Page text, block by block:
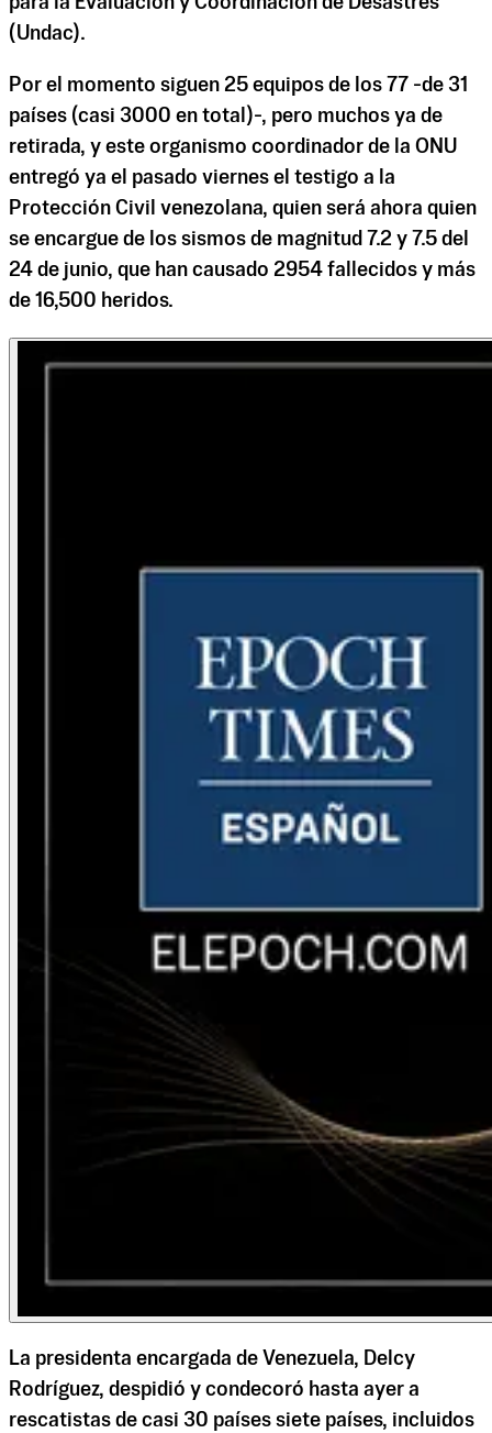
(Undac).
Por el momento siguen 25 equipos de los 77 -de 31
países (casi 3000 en total)-, pero muchos ya de
retirada, y este organismo coordinador de la ONU
entregó ya el pasado viernes el testigo a la
Protección Civil venezolana, quien será ahora quien
se encargue de los sismos de magnitud 7.2 y 7.5 del
24 de junio, que han causado 2954 fallecidos y más
de 16,500 heridos.
La presidenta encargada de Venezuela, Delcy
Rodríguez, despidió y condecoró hasta ayer a
rescatistas de casi 30 países siete países, incluidos